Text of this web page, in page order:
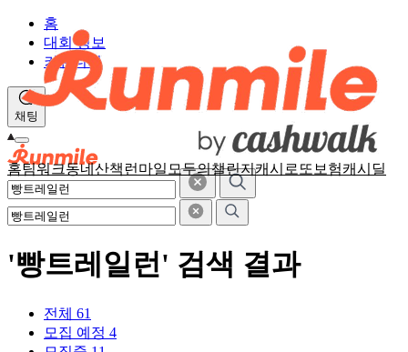
홈팀워크동네산책 런마일 모두의챌린지캐시로또 보험캐시딜
홈
대회 정보
커뮤니티
채팅
'빵트레일런' 검색 결과
전체 61
모집 예정 4